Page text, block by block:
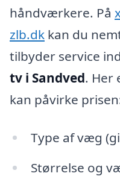
håndværkere. På
zlb.dk kan du
tilbyder service
tv i Sandved. Her
kan påvirke
Type af væg
Størrelse og